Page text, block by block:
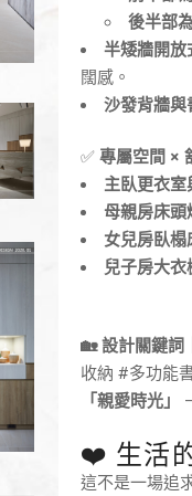
後半部
半矮牆開放
闊感。
沙發背牆
✅專屬空間 ×
主臥更衣
母親房床
女兒房臥榻
兒子房大
🏡 設計關鍵詞｜
收納 #多功能
「親愛時光」
❤️ 生活
這不是一場追